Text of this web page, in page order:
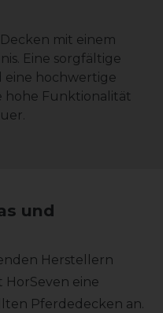
mit einem
Eine sorgfältige
eine hochwertige
hohe Funktionalität
und
Herstellern
HorSeven eine
Pferdedecken an.